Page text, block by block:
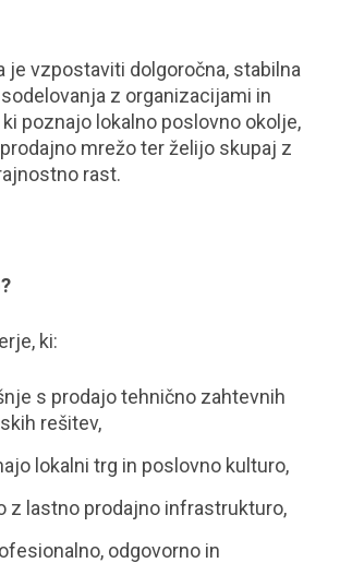
je vzpostaviti dolgoročna, stabilna
z organizacijami in
poznajo lokalno poslovno okolje,
mrežo ter želijo skupaj z
rast.
ki:
s prodajo tehnično zahtevnih
rešitev,
lokalni trg in poslovno kulturo,
z lastno prodajno infrastrukturo,
odgovorno in